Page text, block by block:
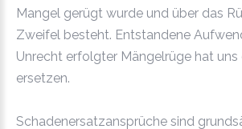
Mangel gerügt wurde und über das
Zweifel besteht. Entstandene
Unrecht erfolgter Mängelrüge hat uns
ersetzen.
Schadenersatzansprüche sind